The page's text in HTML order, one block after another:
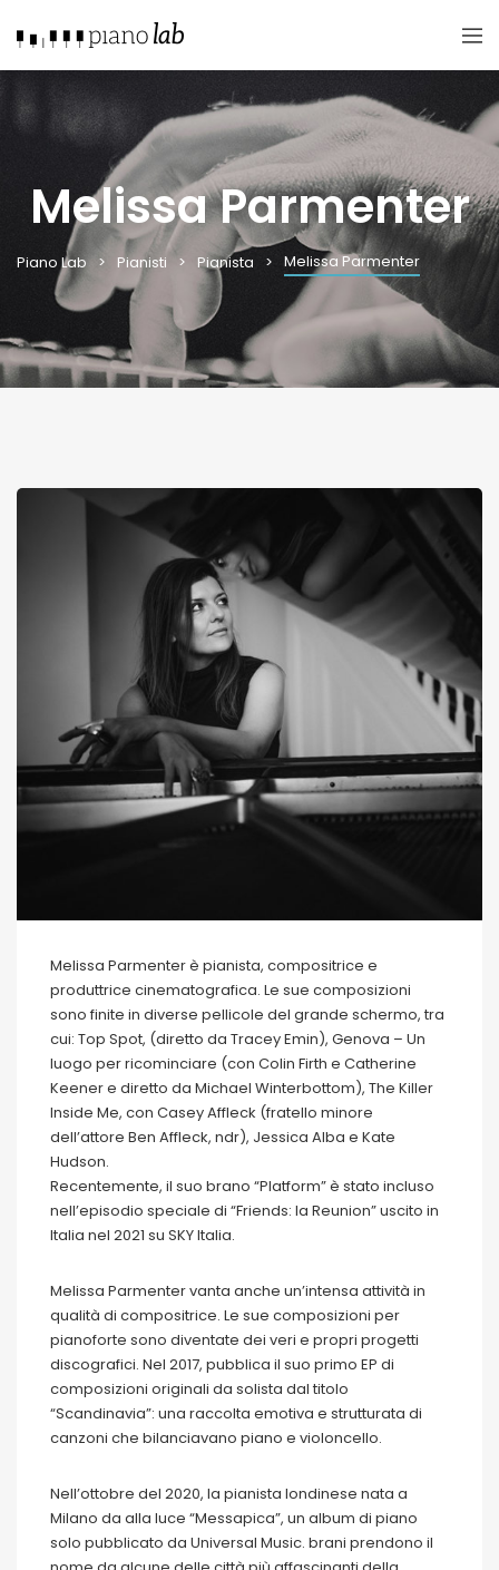
Melissa Parmenter
Piano Lab Pianisti Pianista Melissa Parmenter
Melissa Parmenter è pianista, compositrice e
produttrice cinematografica. Le sue composizioni
sono finite in diverse pellicole del grande schermo, tra
cui: Top Spot, (diretto da Tracey Emin), Genova – Un
luogo per ricominciare (con Colin Firth e Catherine
Keener e diretto da Michael Winterbottom), The Killer
Inside Me, con Casey Affleck (fratello minore
dell’attore Ben Affleck, ndr), Jessica Alba e Kate
Hudson.
Recentemente, il suo brano “Platform” è stato incluso
nell’episodio speciale di “Friends: la Reunion” uscito in
Italia nel 2021 su SKY Italia.
Melissa Parmenter vanta anche un’intensa attività in
qualità di compositrice. Le sue composizioni per
pianoforte sono diventate dei veri e propri progetti
discografici. Nel 2017, pubblica il suo primo EP di
composizioni originali da solista dal titolo
“Scandinavia”: una raccolta emotiva e strutturata di
canzoni che bilanciavano piano e violoncello.
Nell’ottobre del 2020, la pianista londinese nata a
Milano da alla luce “Messapica”, un album di piano
solo pubblicato da Universal Music. brani prendono il